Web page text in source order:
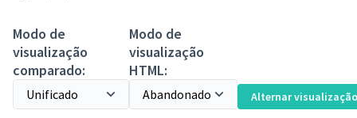
Modo de
visualização
comparado:
Modo de
visualização
HTML:
Alternar visualização